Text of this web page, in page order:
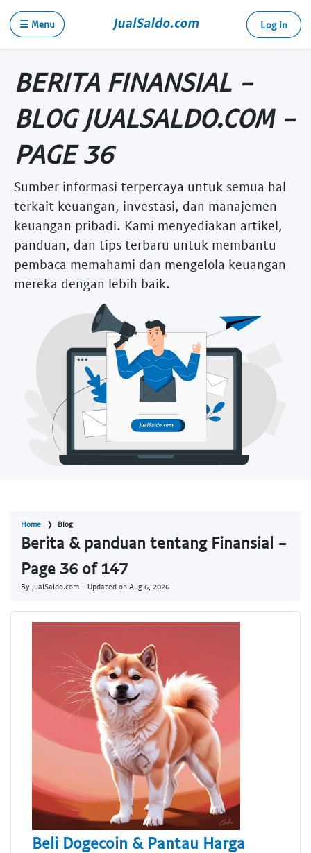
☰ Menu Log in
BERITA FINANSIAL -
BLOG JUALSALDO.COM -
PAGE 36
Sumber informasi terpercaya untuk semua hal
terkait keuangan, investasi, dan manajemen
keuangan pribadi. Kami menyediakan artikel,
panduan, dan tips terbaru untuk membantu
pembaca memahami dan mengelola keuangan
mereka dengan lebih baik.
Home Blog
Berita & panduan tentang Finansial -
Page 36 of 147
By JualSaldo.com - Updated on Aug 6, 2026
Beli Dogecoin & Pantau Harga